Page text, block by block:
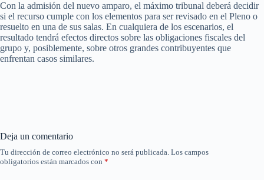
Con la admisión del nuevo amparo, el máximo tribunal deberá decidir
si el recurso cumple con los elementos para ser revisado en el Pleno o
resuelto en una de sus salas. En cualquiera de los escenarios, el
resultado tendrá efectos directos sobre las obligaciones fiscales del
grupo y, posiblemente, sobre otros grandes contribuyentes que
enfrentan casos similares.
Deja un comentario
Tu dirección de correo electrónico no será publicada. Los campos
obligatorios están marcados con *